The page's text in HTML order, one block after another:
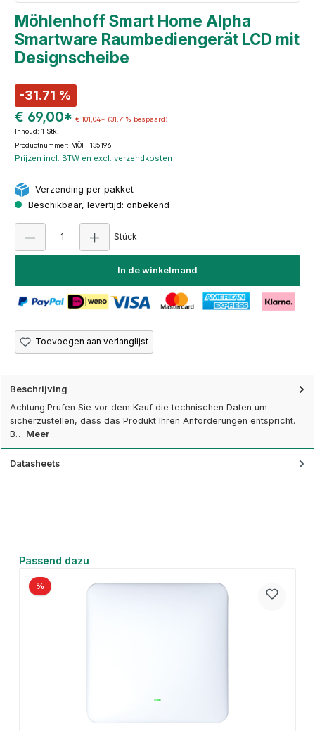
Möhlenhoff Smart Home Alpha
Smartware Raumbediengerät LCD mit
Designscheibe
-31.71 %
€ 69,00* € 101,04* (31.71% bespaard)
Inhoud: 1 Stk.
Productnummer: MÖH-135196
Prijzen incl. BTW en excl. verzendkosten
Verzending per pakket
Beschikbaar, levertijd: onbekend
Stück
In de winkelmand
Toevoegen aan verlanglijst
Beschrijving
Achtung:Prüfen Sie vor dem Kauf die technischen Daten um
sicherzustellen, dass das Produkt Ihren Anforderungen entspricht.
B… Meer
Datasheets
Productgalerij overslaan
Passend dazu
%